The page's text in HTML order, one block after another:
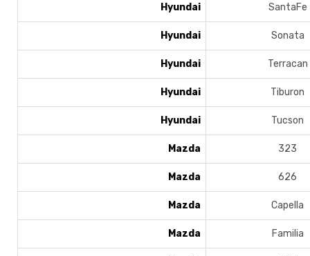
Hyundai SantaFe
Hyundai Sonata
Hyundai Terracan
Hyundai Tiburon
Hyundai Tucson
Mazda 323
Mazda 626
Mazda Capella
Mazda Familia